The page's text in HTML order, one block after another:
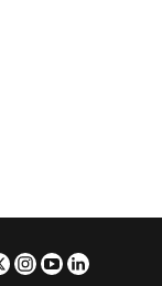
TwitterInstagram
Youtube